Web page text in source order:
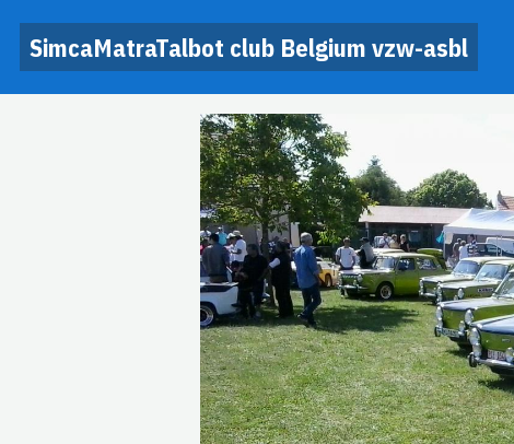
SimcaMatraTalbot club Belgium vzw-asbl